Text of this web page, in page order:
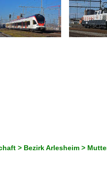
> Bezirk Arlesheim >